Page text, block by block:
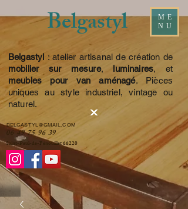
ME
NU
BELGASTYL@GMAIL.COM
06 49 75 96 39
Belgastyl : atelier artisanal de création de
mobilier sur mesure, luminaires, et
meubles pour van aménagé. Pièces
uniques au style industriel, vintage ou
naturel.
Belgastyl
Saint-Paul-de-Fenouillet 66220